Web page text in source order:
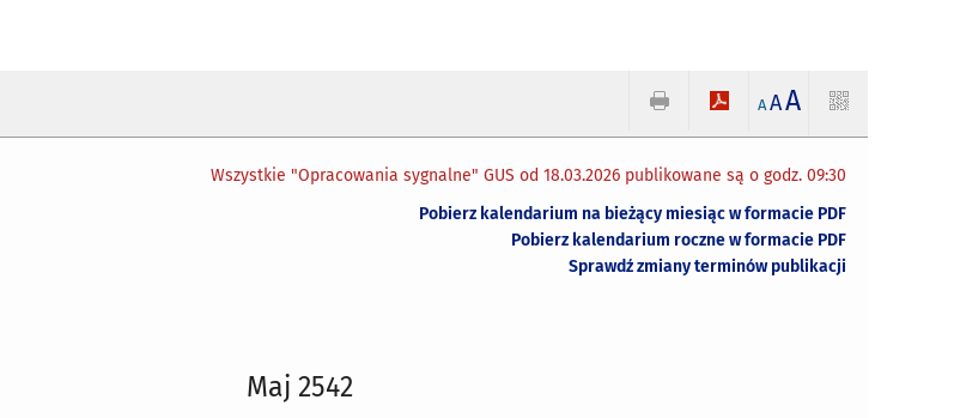
A AA
Wszystkie "Opracowania sygnalne" GUS od 18.03.2026 publikowane są o godz. 09:30
Pobierz kalendarium na bieżący miesiąc w formacie PDF
Pobierz kalendarium roczne w formacie PDF
Sprawdź zmiany terminów publikacji
Maj 2542